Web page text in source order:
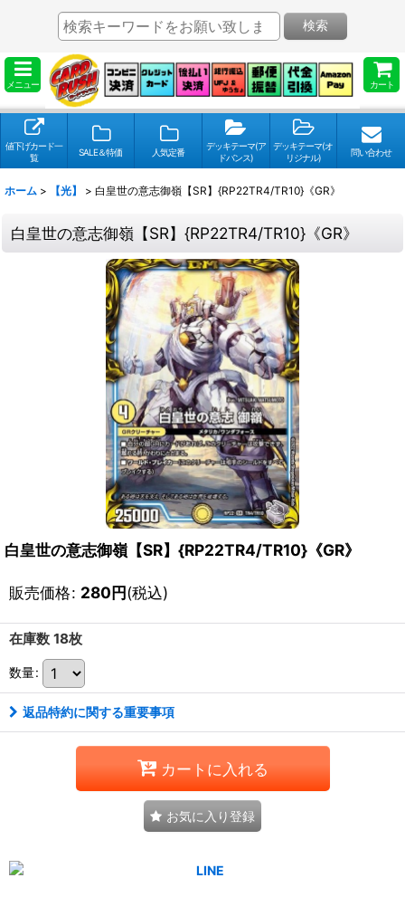
メニュー カート
検索
値下げカード一
覧
SALE＆特価 人気定番
デッキテーマ(ア
ドバンス)
デッキテーマ(オ
リジナル)
問い合わせ
ホーム > 【光】 > 白皇世の意志御嶺【SR】{RP22TR4/TR10}《GR》
白皇世の意志御嶺【SR】{RP22TR4/TR10}《GR》
白皇世の意志御嶺【SR】{RP22TR4/TR10}《GR》
販売価格: 280円(税込)
在庫数 18枚
数量:
返品特約に関する重要事項
カートに入れる
お気に入り登録